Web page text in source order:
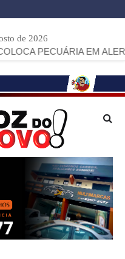
de 2026
EM ALERTA: